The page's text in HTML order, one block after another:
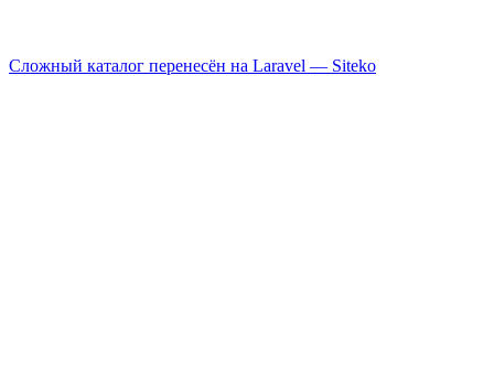
Сложный каталог перенесён на Laravel — Siteko